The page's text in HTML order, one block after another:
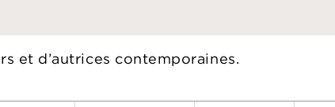
et d’autrices contemporaines.